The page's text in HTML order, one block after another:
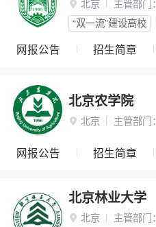
 北京 主管部门：
“双一流”建设高校
网报公告 招生简章
北京农学院
 北京 主管部门：
网报公告 招生简章
北京林业大学
 北京 主管部门：